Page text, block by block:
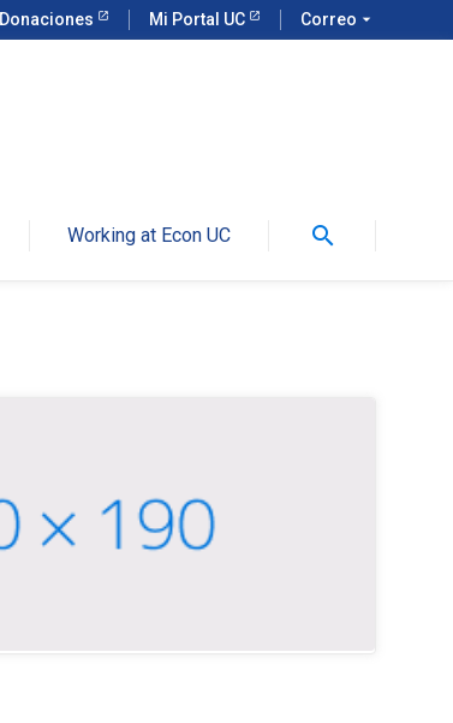
Donaciones Mi Portal UC Correo arrow_drop_down
Working at Econ UC search